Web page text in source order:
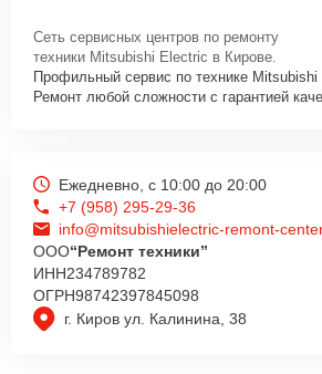
Сеть сервисных центров по ремонту
техники Mitsubishi Electric в Кирове.
Профильный сервис по технике Mitsubishi
Ремонт любой сложности с гарантией
г. Киров ул. Калинина, 38
Ежедневно, с 10:00 до 20:00
+7 (958) 295-29-36
info@mitsubishielectric-remont-
ООО“Ремонт техники”
ИНН234789782
ОГРН98742397845098